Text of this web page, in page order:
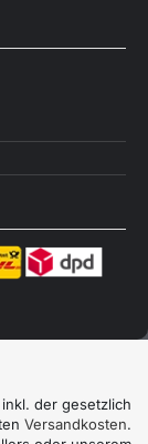
der gesetzlich
Versandkosten.